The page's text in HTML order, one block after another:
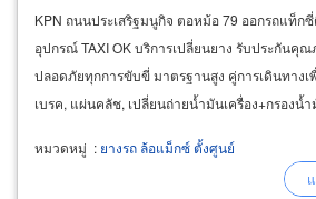
KPN ถนนประเสริฐมนูกิจ ตอหม้อ 79 ออกรถแท็ก
อุปกรณ์ TAXI OK บริการเปลี่ยนยาง รับประกันคุ
ปลอดภัยทุกการขับขี่ มาตรฐานสูง คู่การเดินทาง
เบรค, แผ่นคลัช, เปลี่ยนถ่ายน้ำมันเครื่อง+กรองน้
หมวดหมู่ : ยางรถ ล้อแม็กซ์ ตั้งศูนย์